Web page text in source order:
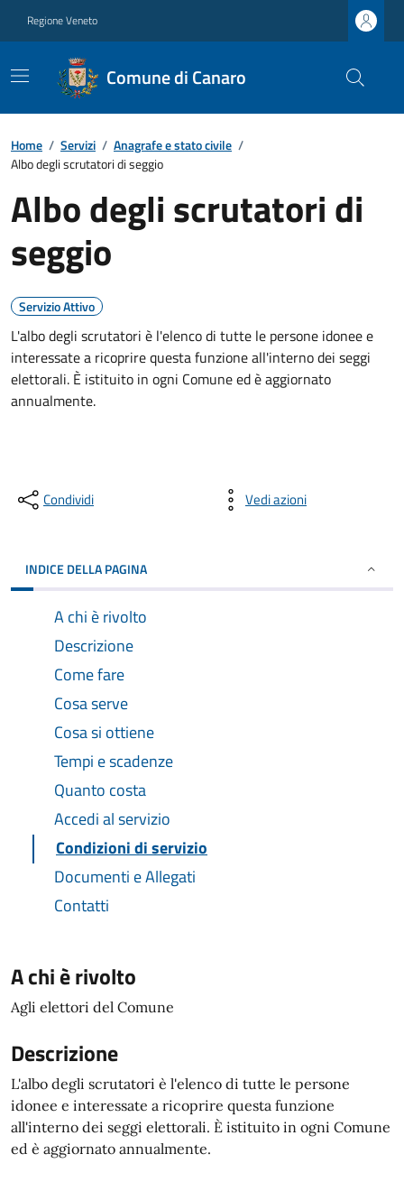
Regione Veneto
Comune di Canaro
Home / Servizi / Anagrafe e stato civile /
Albo degli scrutatori di seggio
Albo degli scrutatori di
seggio
Servizio Attivo
L'albo degli scrutatori è l'elenco di tutte le persone idonee e
interessate a ricoprire questa funzione all'interno dei seggi
elettorali. È istituito in ogni Comune ed è aggiornato
annualmente.
Condividi Vedi azioni
INDICE DELLA PAGINA
A chi è rivolto
Descrizione
Come fare
Cosa serve
Cosa si ottiene
Tempi e scadenze
Quanto costa
Accedi al servizio
Condizioni di servizio
Documenti e Allegati
Contatti
A chi è rivolto
Agli elettori del Comune
Descrizione
L'albo degli scrutatori è l'elenco di tutte le persone
idonee e interessate a ricoprire questa funzione
all'interno dei seggi elettorali. È istituito in ogni Comune
ed è aggiornato annualmente.